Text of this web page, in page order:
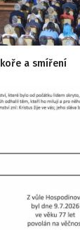
a smíření